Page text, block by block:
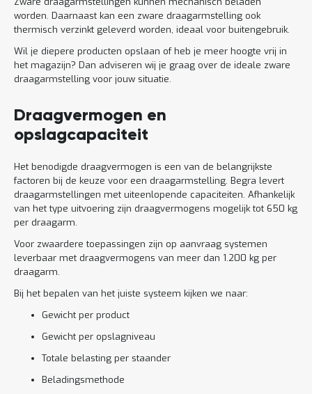
worden. Daarnaast kan een zware draagarmstelling ook
thermisch verzinkt geleverd worden, ideaal voor buitengebruik.
Wil je diepere producten opslaan of heb je meer hoogte vrij in
het magazijn? Dan adviseren wij je graag over de ideale zware
draagarmstelling voor jouw situatie.
Draagvermogen en
opslagcapaciteit
Het benodigde draagvermogen is een van de belangrijkste
factoren bij de keuze voor een draagarmstelling. Begra levert
draagarmstellingen met uiteenlopende capaciteiten. Afhankelijk
van het type uitvoering zijn draagvermogens mogelijk tot 650 kg
per draagarm.
Voor zwaardere toepassingen zijn op aanvraag systemen
leverbaar met draagvermogens van meer dan 1.200 kg per
draagarm.
Bij het bepalen van het juiste systeem kijken we naar:
Gewicht per product
Gewicht per opslagniveau
Totale belasting per staander
Beladingsmethode